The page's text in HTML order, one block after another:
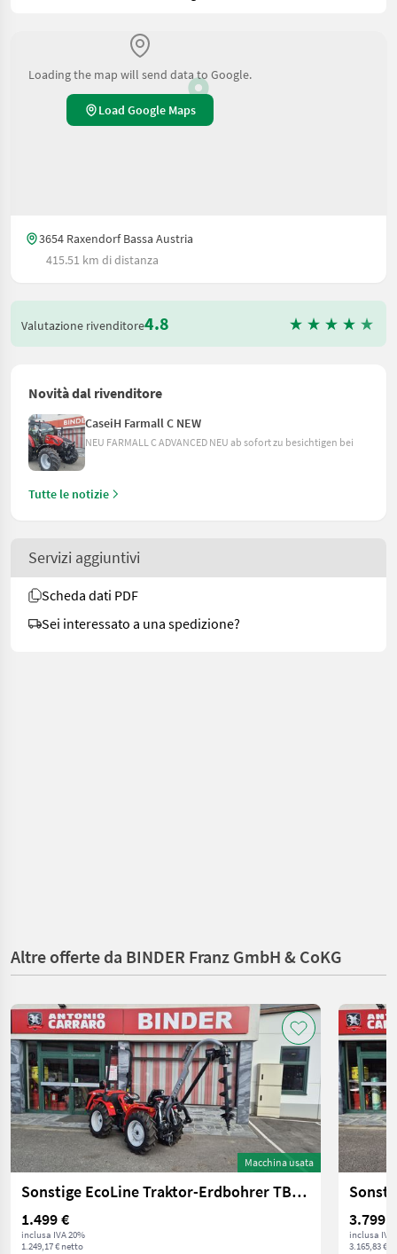
Loading the map will send data to Google.
Load Google Maps
3654 Raxendorf Bassa Austria
415.51 km di distanza
Valutazione rivenditore4.8
Novità dal rivenditore
CaseiH Farmall C NEW
NEU FARMALL C ADVANCED NEU ab sofort zu besichtigen bei
Tutte le notizie
Servizi aggiuntivi
Scheda dati PDF
Sei interessato a una spedizione?
Altre offerte da BINDER Franz GmbH & CoKG
Macchina usata
Sonstige EcoLine Traktor-Erdbohrer TB 200 + 225mm Bohrer
1.499 €
inclusa IVA 20%
1.249,17 € netto
3.799 €
inclusa IVA
3.165,83 €